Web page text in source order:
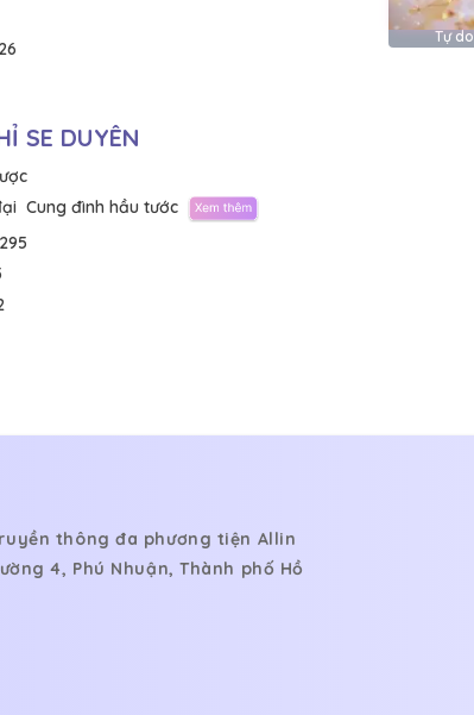
Tự do
SE DUYÊN
Cung đình hầu tước
thông đa phương tiện Allin
4, Phú Nhuận, Thành phố Hồ